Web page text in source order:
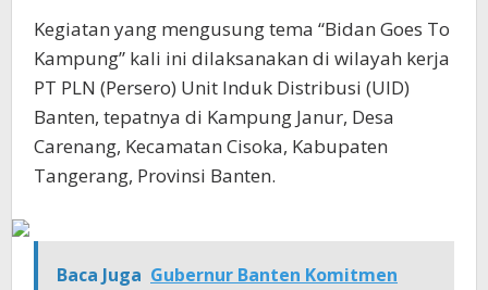
Kegiatan yang mengusung tema “Bidan Goes To
Kampung” kali ini dilaksanakan di wilayah kerja
PT PLN (Persero) Unit Induk Distribusi (UID)
Banten, tepatnya di Kampung Janur, Desa
Carenang, Kecamatan Cisoka, Kabupaten
Tangerang, Provinsi Banten.
Baca Juga Gubernur Banten Komitmen